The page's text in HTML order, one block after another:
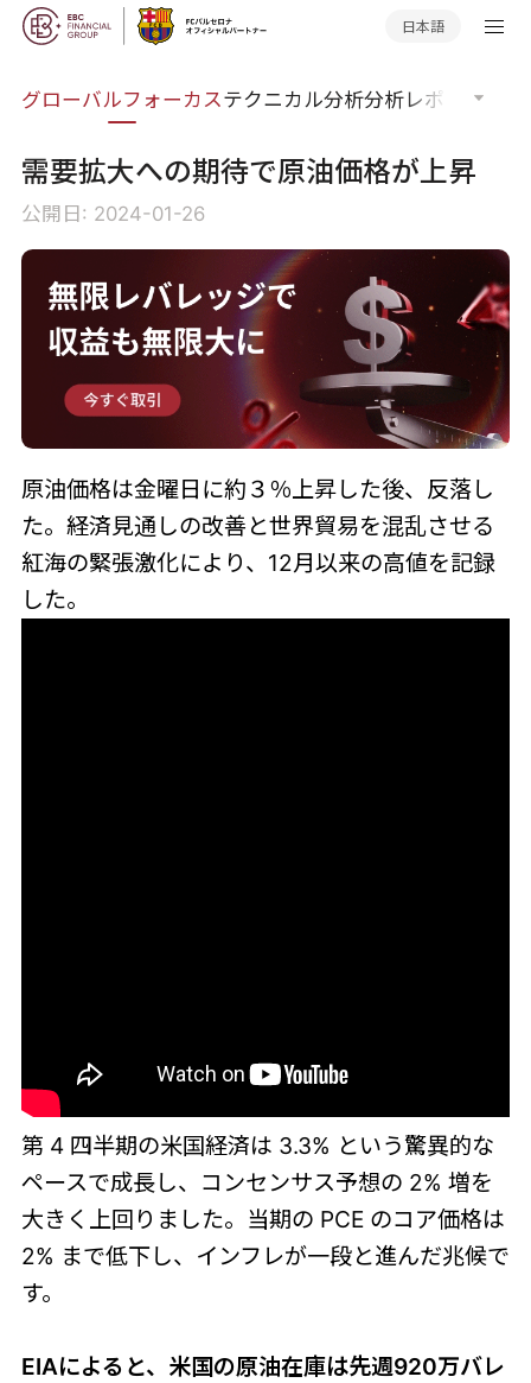
日本語
グローバルフォーカステクニカル分析分析レポート
需要拡大への期待で原油価格が上昇
公開日: 2024-01-26
原油価格は金曜日に約３％上昇した後、反落し
た。経済見通しの改善と世界貿易を混乱させる
紅海の緊張激化により、12月以来の高値を記録
した。
第 4 四半期の米国経済は 3.3% という驚異的な
ペースで成長し、コンセンサス予想の 2% 増を
大きく上回りました。当期の PCE のコア価格は
2% まで低下し、インフレが一段と進んだ兆候で
す。
EIAによると、米国の原油在庫は先週920万バレ